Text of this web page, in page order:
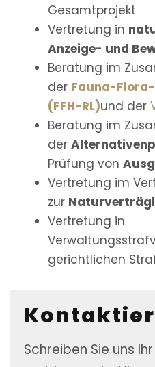
Gesamtprojekt
Vertretung in
Anzeige- und
Beratung im
der Fauna-
(FFH-RL)und der
Beratung im
der
Prüfung von
Vertretung im
zur
Vertretung in
gerichtlichen
Schreiben Sie uns